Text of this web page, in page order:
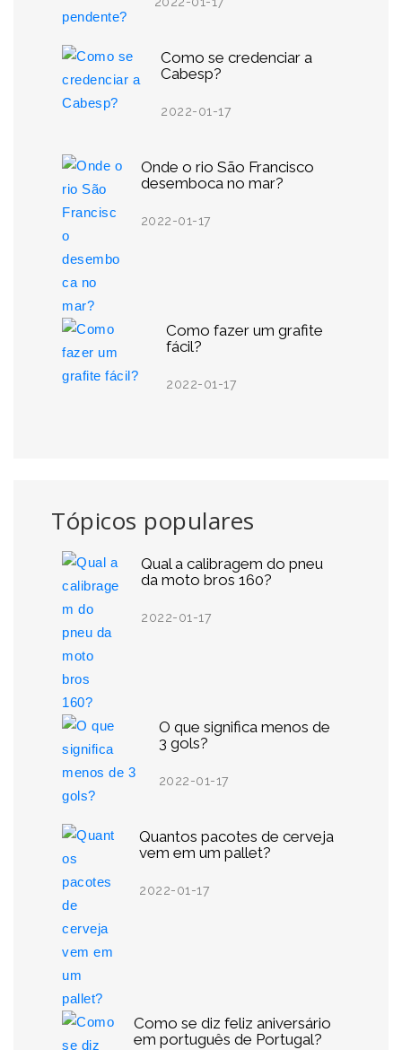
Como se credenciar a
Cabesp?
2022-01-17
Onde o rio São Francisco
desemboca no mar?
2022-01-17
Como fazer um grafite
fácil?
2022-01-17
Tópicos populares
Qual a calibragem do pneu
da moto bros 160?
2022-01-17
O que significa menos de
3 gols?
2022-01-17
Quantos pacotes de cerveja
vem em um pallet?
2022-01-17
Como se diz feliz aniversário
em português de Portugal?